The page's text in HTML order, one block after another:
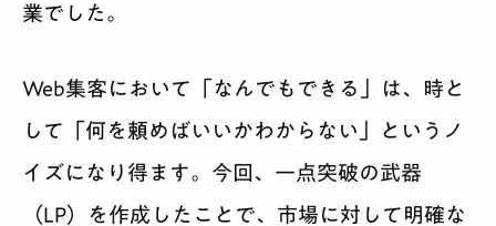
業でした。
Web集客において「なんでもできる」は、時と
して「何を頼めばいいかわからない」というノ
イズになり得ます。今回、一点突破の武器
（LP）を作成したことで、市場に対して明確な